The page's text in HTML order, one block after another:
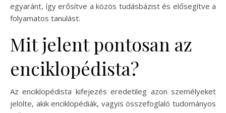
egyaránt, így erősítve a közös tudásbázist és elősegítve a
folyamatos tanulást.
Mit jelent pontosan az
enciklopédista?
Az enciklopédista kifejezés eredetileg azon személyeket
jelölte, akik enciklopédiák, vagyis összefoglaló tudományos